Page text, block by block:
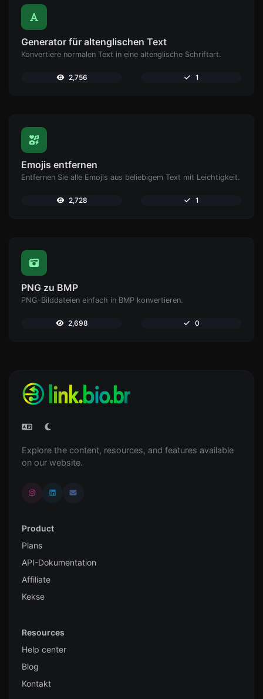
Generator für altenglischen Text
Konvertiere normalen Text in eine altenglische Schriftart.
2,756 1
Emojis entfernen
Entfernen Sie alle Emojis aus beliebigem Text mit Leichtigkeit.
2,728 1
PNG zu BMP
PNG-Bilddateien einfach in BMP konvertieren.
2,698 0
Explore the content, resources, and features available
on our website.
Product
Plans
API-Dokumentation
Affiliate
Kekse
Resources
Help center
Blog
Kontakt